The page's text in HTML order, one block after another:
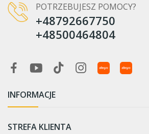
POTRZEBUJESZ POMOCY?
+48792667750
+48500464804
INFORMACJE
STREFA KLIENTA